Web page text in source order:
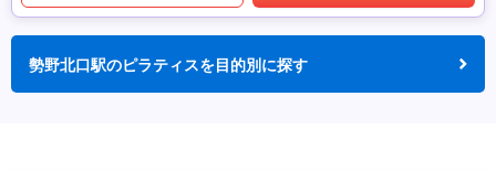
勢野北口駅のピラティスを目的別に探す